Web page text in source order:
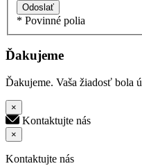
Odoslať
* Povinné polia
Ďakujeme
Ďakujeme. Vaša žiadosť bola
×
Kontaktujte nás
×
Kontaktujte nás